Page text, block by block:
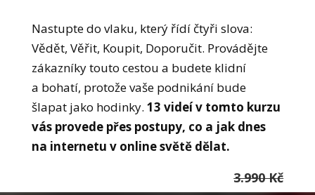
Nastupte do vlaku, který řídí čtyři slova:
Vědět, Věřit, Koupit, Doporučit. Provádějte
zákazníky touto cestou a budete klidní
a bohatí, protože vaše podnikání bude
šlapat jako hodinky. 13 videí v tomto kurzu
vás provede přes postupy, co a jak dnes
na internetu v online světě dělat.
3.990 Kč